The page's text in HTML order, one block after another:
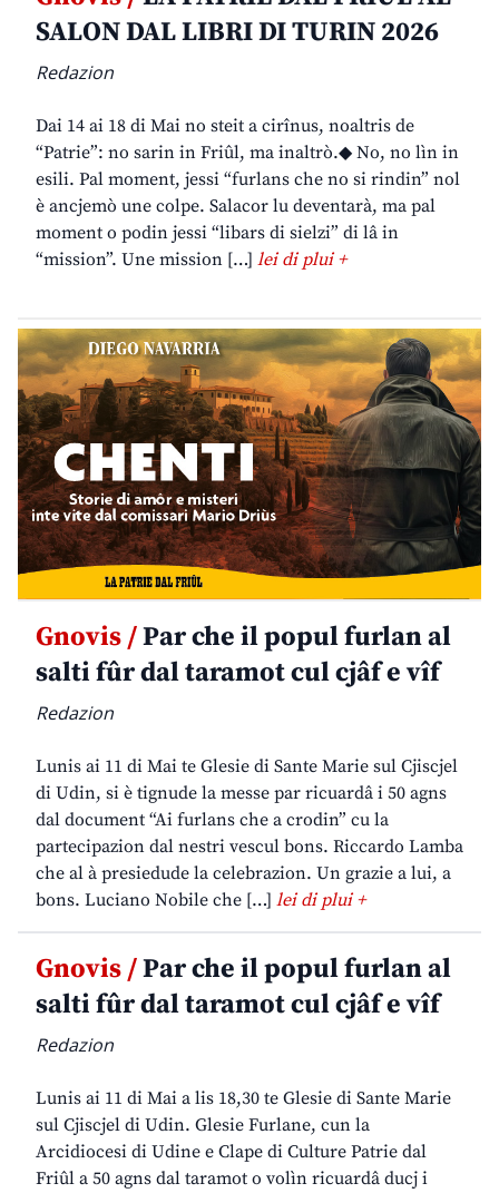
SALON DAL LIBRI DI TURIN 2026
Redazion
Dai 14 ai 18 di Mai no steit a cirînus, noaltris de
“Patrie”: no sarin in Friûl, ma inaltrò.◆ No, no lìn in
esili. Pal moment, jessi “furlans che no si rindin” nol
è ancjemò une colpe. Salacor lu deventarà, ma pal
moment o podin jessi “libars di sielzi” di lâ in
“mission”. Une mission […] lei di plui +
Gnovis /Par che il popul furlan al
salti fûr dal taramot cul cjâf e vîf
Redazion
Lunis ai 11 di Mai te Glesie di Sante Marie sul Cjiscjel
di Udin, si è tignude la messe par ricuardâ i 50 agns
dal document “Ai furlans che a crodin” cu la
partecipazion dal nestri vescul bons. Riccardo Lamba
che al à presiedude la celebrazion. Un grazie a lui, a
bons. Luciano Nobile che […] lei di plui +
Gnovis /Par che il popul furlan al
salti fûr dal taramot cul cjâf e vîf
Redazion
Lunis ai 11 di Mai a lis 18,30 te Glesie di Sante Marie
sul Cjiscjel di Udin. Glesie Furlane, cun la
Arcidiocesi di Udine e Clape di Culture Patrie dal
Friûl a 50 agns dal taramot o volìn ricuardâ ducj i